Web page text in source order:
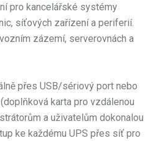
pro kancelářské systémy
síťových zařízení a periferií.
zázemí, serverovnách a
přes USB/sériový port nebo
karta pro vzdálenou
a uživatelům dokonalou
ke každému UPS přes síť pro